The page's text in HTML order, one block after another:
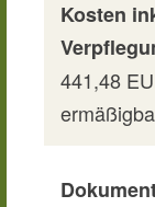
Kosten
441,48